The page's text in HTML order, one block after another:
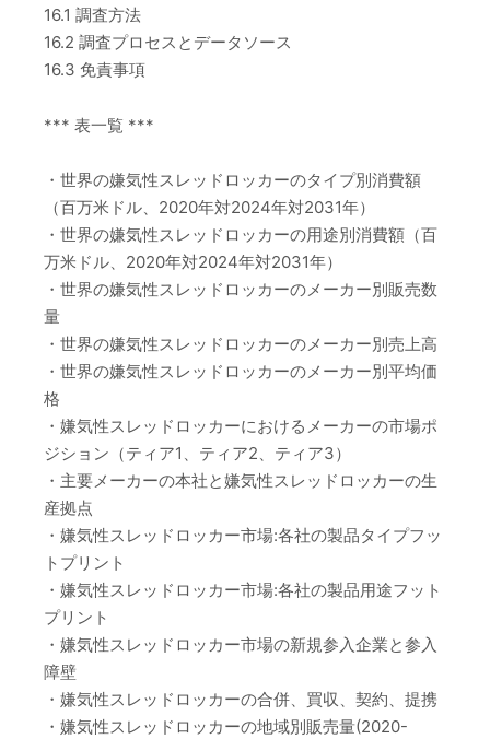
16.1 調査方法
16.2 調査プロセスとデータソース
16.3 免責事項
*** 表一覧 ***
・世界の嫌気性スレッドロッカーのタイプ別消費額
（百万米ドル、2020年対2024年対2031年）
・世界の嫌気性スレッドロッカーの用途別消費額（百
万米ドル、2020年対2024年対2031年）
・世界の嫌気性スレッドロッカーのメーカー別販売数
量
・世界の嫌気性スレッドロッカーのメーカー別売上高
・世界の嫌気性スレッドロッカーのメーカー別平均価
格
・嫌気性スレッドロッカーにおけるメーカーの市場ポ
ジション（ティア1、ティア2、ティア3）
・主要メーカーの本社と嫌気性スレッドロッカーの生
産拠点
・嫌気性スレッドロッカー市場:各社の製品タイプフッ
トプリント
・嫌気性スレッドロッカー市場:各社の製品用途フット
プリント
・嫌気性スレッドロッカー市場の新規参入企業と参入
障壁
・嫌気性スレッドロッカーの合併、買収、契約、提携
・嫌気性スレッドロッカーの地域別販売量(2020-